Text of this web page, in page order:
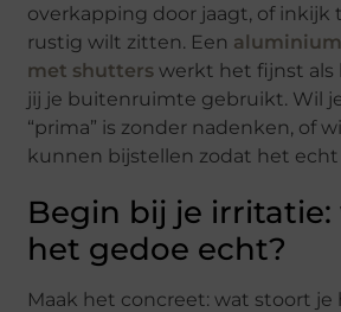
overkapping door jaagt, of inkijk
rustig wilt zitten. Een
met shutters werkt het fijnst als
jij je buitenruimte gebruikt. Wil
“prima” is zonder nadenken, of
kunnen bijstellen zodat het
Begin bij je irritatie:
het gedoe echt?
Maak het concreet: wat stoort je